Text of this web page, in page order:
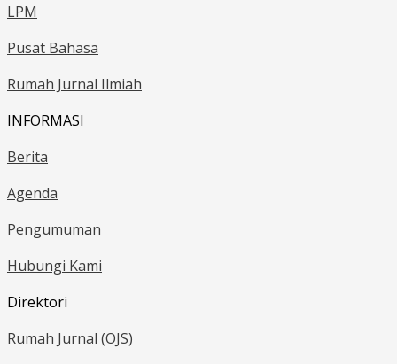
LPM
Pusat Bahasa
Rumah Jurnal Ilmiah
INFORMASI
Berita
Agenda
Pengumuman
Hubungi Kami
Direktori
Rumah Jurnal (OJS)